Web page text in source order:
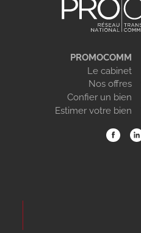
PROMOCOMM
Le cabinet
Nos offres
Confier un bien
Estimer votre bien